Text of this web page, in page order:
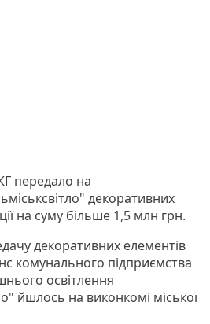
передало на
декоративних
на суму більше 1,5 млн грн.
декоративних елементів
комунального підприємства
освітлення
йшлось на виконкомі міської